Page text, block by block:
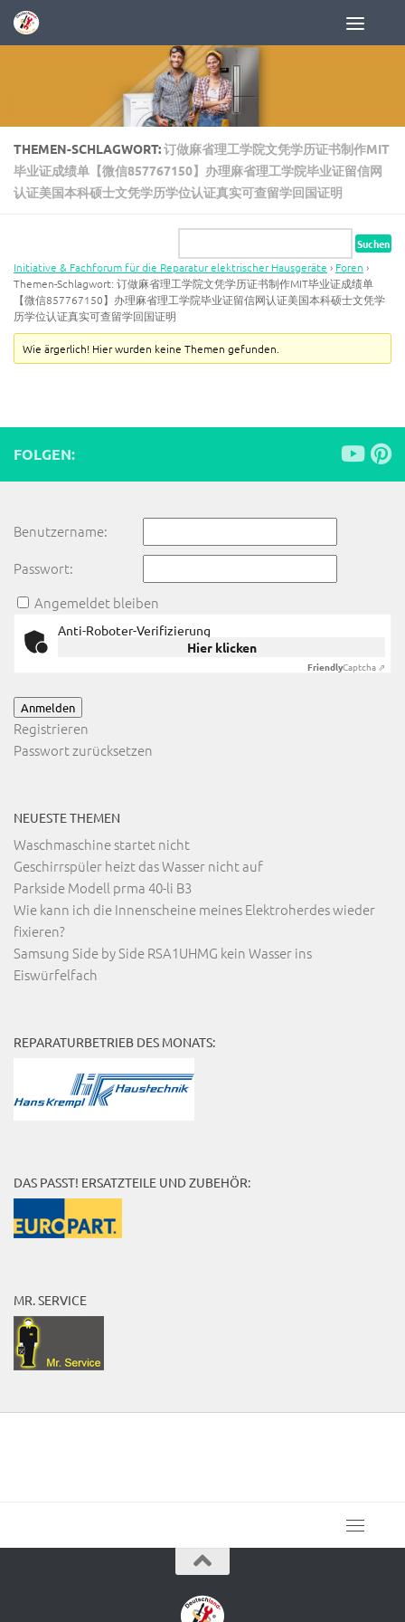
Zum Inhalt springen
THEMEN-SCHLAGWORT:订做麻省理工学院文凭学历证书制作MIT
毕业证成绩单【微信857767150】办理麻省理工学院毕业证留信网
认证美国本科硕士文凭学历学位认证真实可查留学回国证明
Initiative & Fachforum für die Reparatur elektrischer Hausgeräte › Foren ›
Themen-Schlagwort: 订做麻省理工学院文凭学历证书制作MIT毕业证成绩单
【微信857767150】办理麻省理工学院毕业证留信网认证美国本科硕士文凭学
历学位认证真实可查留学回国证明
Wie ärgerlich! Hier wurden keine Themen gefunden.
FOLGEN:
Benutzername:
Passwort:
Angemeldet bleiben
Anti-Roboter-Verifizierung
Hier klicken
FriendlyCaptcha ⇗
Anmelden
Registrieren
Passwort zurücksetzen
NEUESTE THEMEN
Waschmaschine startet nicht
Geschirrspüler heizt das Wasser nicht auf
Parkside Modell prma 40-li B3
Wie kann ich die Innenscheine meines Elektroherdes wieder
fixieren?
Samsung Side by Side RSA1UHMG kein Wasser ins
Eiswürfelfach
REPARATURBETRIEB DES MONATS:
DAS PASST! ERSATZTEILE UND ZUBEHÖR:
MR. SERVICE